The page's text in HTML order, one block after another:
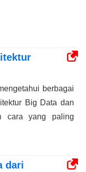
berbagai
Big Data dan
cara yang paling
dari